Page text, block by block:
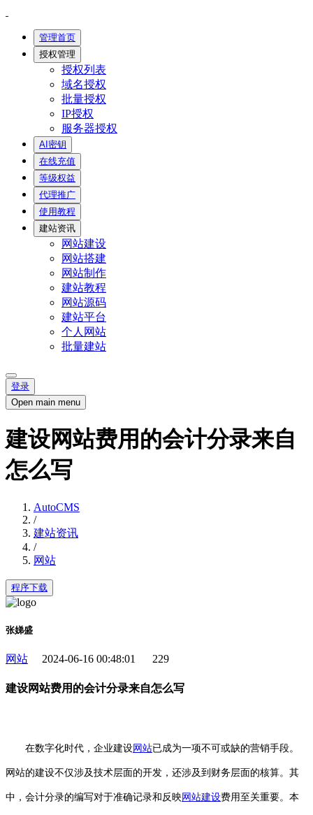
管理首页
授权管理
授权列表
域名授权
批量授权
IP授权
服务器授权
AI密钥
在线充值
等级权益
代理推广
使用教程
建站资讯
网站建设
网站搭建
网站制作
建站教程
网站源码
建站平台
个人网站
批量建站
登录
Open main menu
建设网站费用的会计分录来自
怎么写
AutoCMS
/
建站资讯
/
网站
程序下载
张娣盛
网站 2024-06-16 00:48:01 229
建设网站费用的会计分录来自怎么写
在数字化时代，企业建设网站已成为一项不可或缺的营销手段。
网站的建设不仅涉及技术层面的开发，还涉及到财务层面的核算。其
中，会计分录的编写对于准确记录和反映网站建设费用至关重要。本